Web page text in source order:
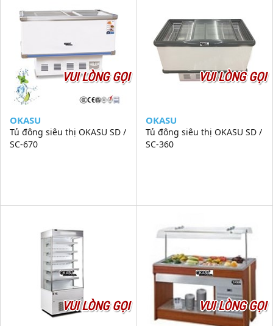
VUI LÒNG GỌI
OKASU
Tủ đông siêu thị OKASU SD /
SC-670
VUI LÒNG GỌI
OKASU
Tủ đông siêu thị OKASU SD /
SC-360
VUI LÒNG GỌI VUI LÒNG GỌI